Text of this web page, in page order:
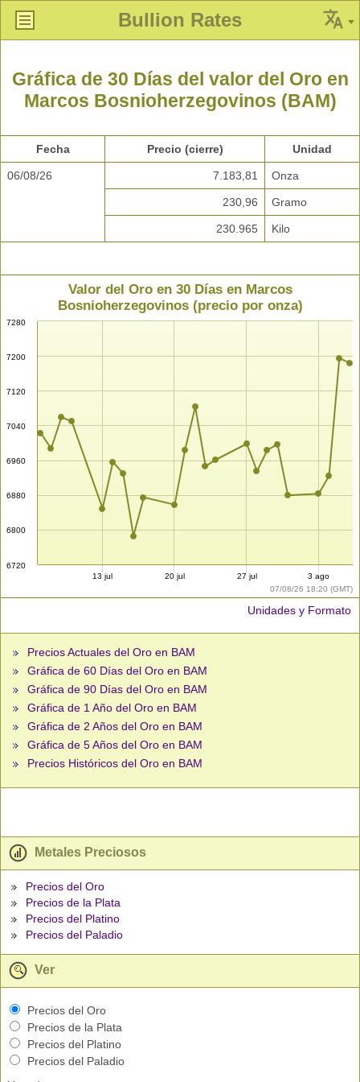
Bullion Rates
Gráfica de 30 Días del valor del Oro en
Marcos Bosnioherzegovinos (BAM)
Fecha Precio (cierre) Unidad
06/08/26 7.183,81 Onza
230,96 Gramo
230.965 Kilo
07/08/26 18:20 (GMT)
Valor del Oro en 30 Días en Marcos
Bosnioherzegovinos (precio por onza)
6720
6800
6880
6960
7040
7120
7200
7280
13 jul 20 jul 27 jul 3 ago
Unidades y Formato
Precios Actuales del Oro en BAM
Gráfica de 60 Días del Oro en BAM
Gráfica de 90 Días del Oro en BAM
Gráfica de 1 Año del Oro en BAM
Gráfica de 2 Años del Oro en BAM
Gráfica de 5 Años del Oro en BAM
Precios Históricos del Oro en BAM
Metales Preciosos
Precios del Oro
Precios de la Plata
Precios del Platino
Precios del Paladio
Ver
Precios del Oro
Precios de la Plata
Precios del Platino
Precios del Paladio